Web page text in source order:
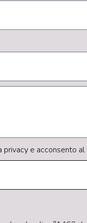
privacy e acconsento